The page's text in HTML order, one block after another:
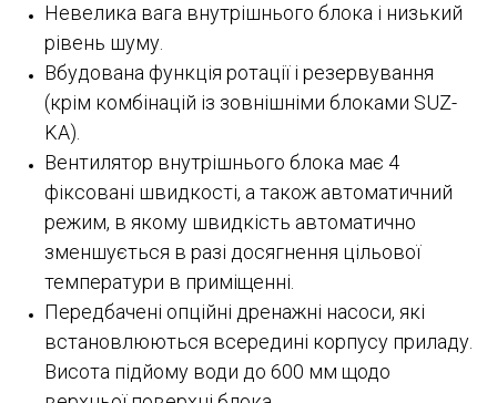
Невелика вага внутрішнього блока і низький
рівень шуму.
Вбудована функція ротації і резервування
(крім комбінацій із зовнішніми блоками SUZ-
KA).
Вентилятор внутрішнього блока має 4
фіксовані швидкості, а також автоматичний
режим, в якому швидкість автоматично
зменшується в разі досягнення цільової
температури в приміщенні.
Передбачені опційні дренажні насоси, які
встановлюються всередині корпусу приладу.
Висота підйому води до 600 мм щодо